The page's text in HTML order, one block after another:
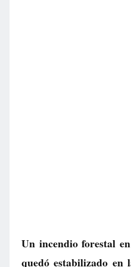
Un incendio forestal
quedó estabilizado